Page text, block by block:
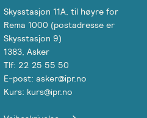
Skysstasjon 11A, til høyre for
Rema 1000 (postadresse er
Skysstasjon 9)
1383, Asker
Tlf: 22 25 55 50
E-post: asker@ipr.no
Kurs: kurs@ipr.no